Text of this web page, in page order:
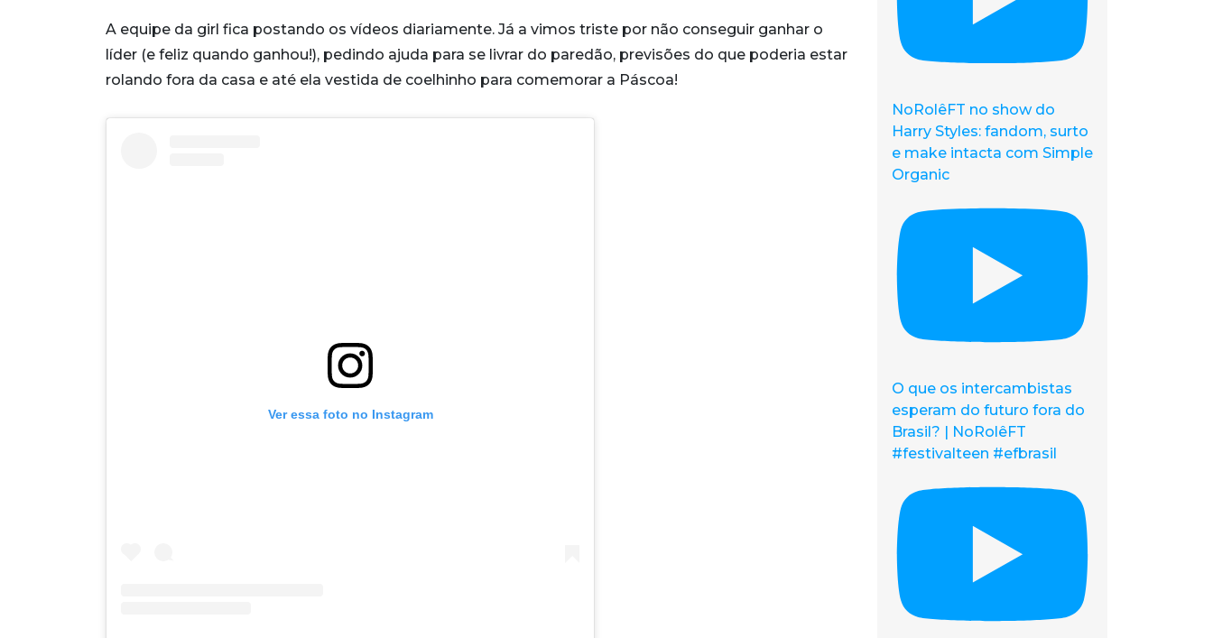
A equipe da girl fica postando os vídeos diariamente. Já a vimos triste por não conseguir ganhar o
líder (e feliz quando ganhou!), pedindo ajuda para se livrar do paredão, previsões do que poderia estar
rolando fora da casa e até ela vestida de coelhinho para comemorar a Páscoa!
Ver essa foto no Instagram
NoRolêFT no show do
Harry Styles: fandom, surto
e make intacta com Simple
Organic
O que os intercambistas
esperam do futuro fora do
Brasil? | NoRolêFT
#festivalteen #efbrasil